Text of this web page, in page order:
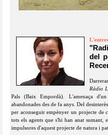
del
Ràdio
Pals (Baix Empordà). L'amenaça
abandonades des de fa anys. Del
per aconseguir empènyer un projecte
tots els agents que s'hi han anat
impulsores d'aquest projecte de natura i